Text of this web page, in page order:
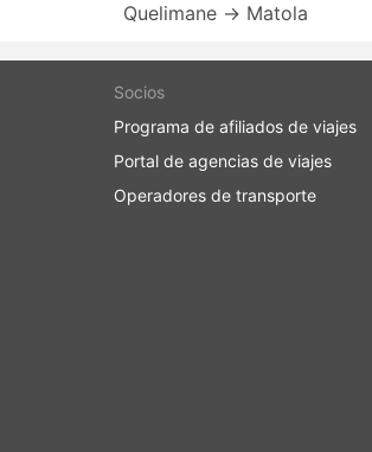
Quelimane → Matola
Socios
Programa de afiliados de viajes
Portal de agencias de viajes
Operadores de transporte